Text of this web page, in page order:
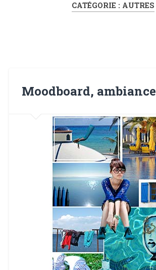
CATÉGORIE : AUTRES
Moodboard, ambiance